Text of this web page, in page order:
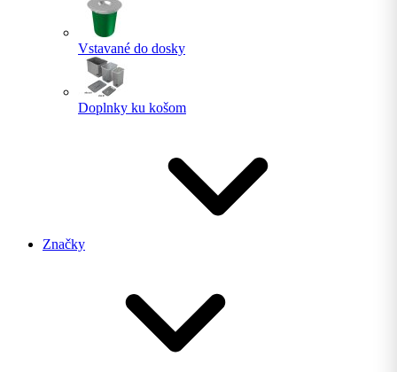
Vstavané do dosky
Doplnky ku košom
Značky